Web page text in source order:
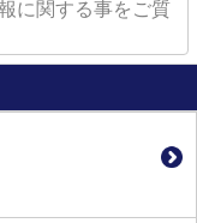
に関する事をご質